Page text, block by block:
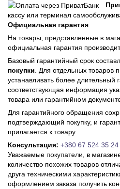
кассу или терминал
Официальная гарантия
На товары, представленные в
официальная гарантия
Базовый гарантийный срок
покупки. Для отдельных товаров
устанавливать более длительный
соответствующая информация
товара или гарантийном
Для гарантийного обращения
подтверждающий покупку, и
прилагается к товару.
Консультация: +380 67 524 35 24
Уважаемые покупатели, в
количество похожих товаров
друга техническими
оформлением заказа получить